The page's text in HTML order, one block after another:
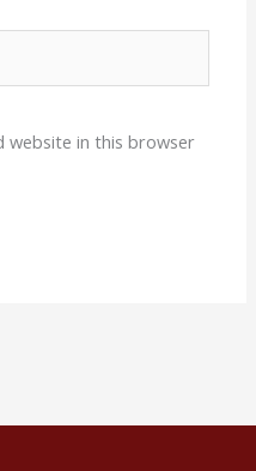
website in this browser